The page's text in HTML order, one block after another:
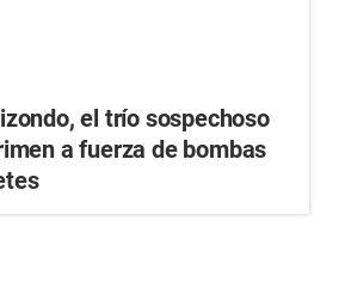
el trío sospechoso
a fuerza de bombas